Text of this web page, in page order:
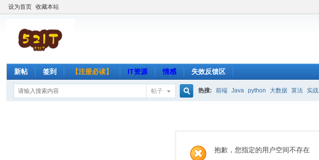
设为首页 收藏本站
新帖 签到 【注册必读】 IT资源 情感 失效反馈区
帖子 热搜: 前端 Java python 大数据 算法 实战
抱歉，您指定的用户空间不存在